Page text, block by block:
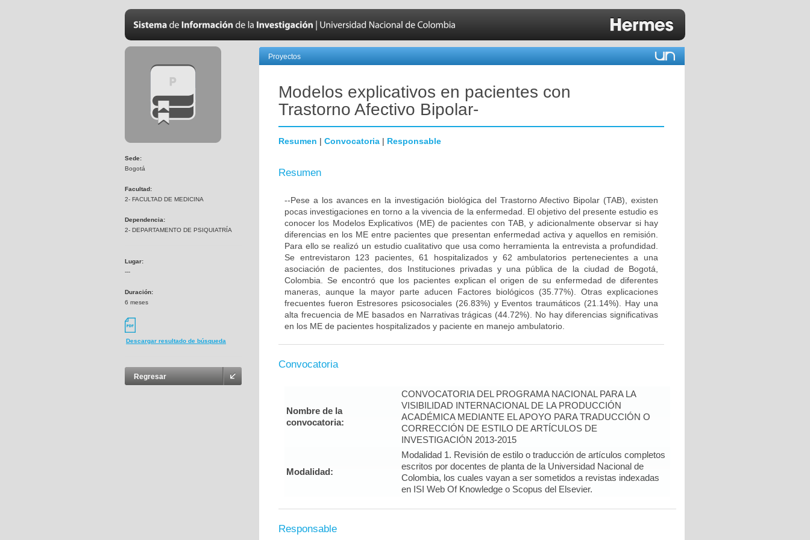
Sede:
Bogotá
Facultad:
2- FACULTAD DE MEDICINA
Dependencia:
2- DEPARTAMENTO DE PSIQUIATRÍA
Lugar:
---
Duración:
6 meses
Descargar resultado de búsqueda
Regresar
Proyectos
Modelos explicativos en pacientes con
Trastorno Afectivo Bipolar-
Resumen | Convocatoria | Responsable
Resumen
--Pese a los avances en la investigación biológica del Trastorno Afectivo Bipolar (TAB), existen
pocas investigaciones en torno a la vivencia de la enfermedad. El objetivo del presente estudio es
conocer los Modelos Explicativos (ME) de pacientes con TAB, y adicionalmente observar si hay
diferencias en los ME entre pacientes que presentan enfermedad activa y aquellos en remisión.
Para ello se realizó un estudio cualitativo que usa como herramienta la entrevista a profundidad.
Se entrevistaron 123 pacientes, 61 hospitalizados y 62 ambulatorios pertenecientes a una
asociación de pacientes, dos Instituciones privadas y una pública de la ciudad de Bogotá,
Colombia. Se encontró que los pacientes explican el origen de su enfermedad de diferentes
maneras, aunque la mayor parte aducen Factores biológicos (35.77%). Otras explicaciones
frecuentes fueron Estresores psicosociales (26.83%) y Eventos traumáticos (21.14%). Hay una
alta frecuencia de ME basados en Narrativas trágicas (44.72%). No hay diferencias significativas
en los ME de pacientes hospitalizados y paciente en manejo ambulatorio.
Convocatoria
Nombre de la
convocatoria:
CONVOCATORIA DEL PROGRAMA NACIONAL PARA LA
VISIBILIDAD INTERNACIONAL DE LA PRODUCCIÓN
ACADÉMICA MEDIANTE EL APOYO PARA TRADUCCIÓN O
CORRECCIÓN DE ESTILO DE ARTÍCULOS DE
INVESTIGACIÓN 2013-2015
Modalidad:
Modalidad 1. Revisión de estilo o traducción de artículos completos
escritos por docentes de planta de la Universidad Nacional de
Colombia, los cuales vayan a ser sometidos a revistas indexadas
en ISI Web Of Knowledge o Scopus del Elsevier.
Responsable